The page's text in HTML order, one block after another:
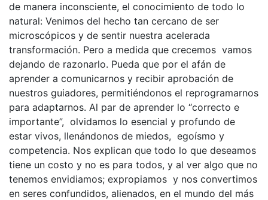
de manera inconsciente, el conocimiento de todo lo
natural: Venimos del hecho tan cercano de ser
microscópicos y de sentir nuestra acelerada
transformación. Pero a medida que crecemos vamos
dejando de razonarlo. Pueda que por el afán de
aprender a comunicarnos y recibir aprobación de
nuestros guiadores, permitiéndonos el reprogramarnos
para adaptarnos. Al par de aprender lo “correcto e
importante”, olvidamos lo esencial y profundo de
estar vivos, llenándonos de miedos, egoísmo y
competencia. Nos explican que todo lo que deseamos
tiene un costo y no es para todos, y al ver algo que no
tenemos envidiamos; expropiamos y nos convertimos
en seres confundidos, alienados, en el mundo del más